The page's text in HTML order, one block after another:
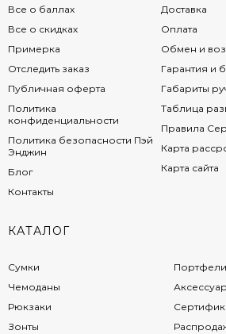
Все о баллах
Все о скидках
Примерка
Отследить заказ
Публичная оферта
Политика
конфиденциальности
Политика безопасности Пэй
Энджин
Блог
Контакты
Доставка
Оплата
Обмен и
Гарантия и
Габариты
Таблица
Правила
Карта
Карта сайта
КАТАЛОГ
Сумки
Чемоданы
Рюкзаки
Зонты
Портфели